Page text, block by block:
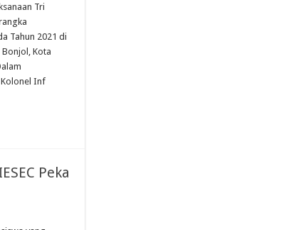
Tri
Tahun 2021 di
Kota
Kolonel Inf
Peka